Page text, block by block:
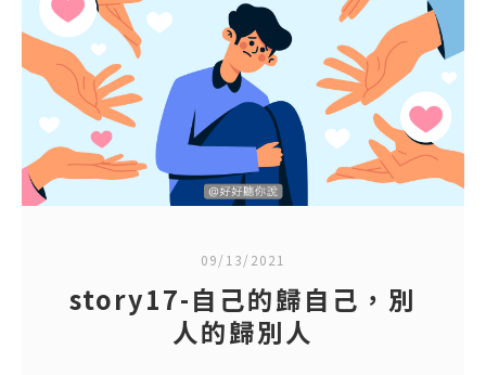
09/13/2021
story17-自己的歸自己，別
人的歸別人